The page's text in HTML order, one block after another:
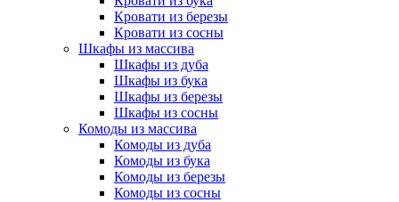
Кровати из березы
Кровати из сосны
Шкафы из массива
Шкафы из дуба
Шкафы из бука
Шкафы из березы
Шкафы из сосны
Комоды из массива
Комоды из дуба
Комоды из бука
Комоды из березы
Комоды из сосны